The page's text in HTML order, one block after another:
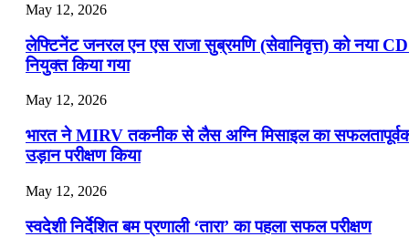
May 12, 2026
लेफ्टिनेंट जनरल एन एस राजा सुब्रमणि (सेवानिवृत्त) को नया
नियुक्त किया गया
May 12, 2026
भारत ने MIRV तकनीक से लैस अग्नि मिसाइल का
उड़ान परीक्षण किया
May 12, 2026
स्वदेशी निर्देशित बम प्रणाली ‘तारा’ का पहला सफल परीक्षण